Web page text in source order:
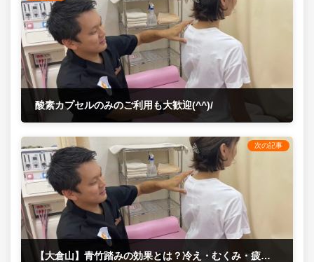
酸素カプセルのみのご利用も大歓迎(^^)/
次の記事
【大倉山】青竹踏みの効果とは？冷え・むくみ・疲れに効く手軽な健康習慣